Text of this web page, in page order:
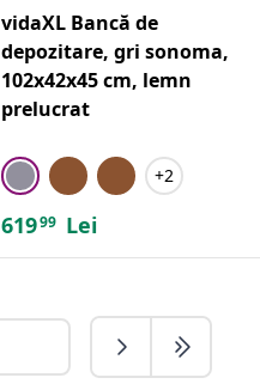
vidaXL Bancă de
depozitare, gri sonoma,
102x42x45 cm, lemn
prelucrat
+2
61999 Lei